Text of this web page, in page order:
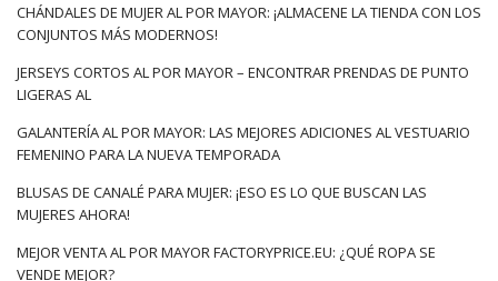
CHÁNDALES DE MUJER AL POR MAYOR: ¡ALMACENE LA TIENDA CON LOS
CONJUNTOS MÁS MODERNOS!
JERSEYS CORTOS AL POR MAYOR – ENCONTRAR PRENDAS DE PUNTO
LIGERAS AL
GALANTERÍA AL POR MAYOR: LAS MEJORES ADICIONES AL VESTUARIO
FEMENINO PARA LA NUEVA TEMPORADA
BLUSAS DE CANALÉ PARA MUJER: ¡ESO ES LO QUE BUSCAN LAS
MUJERES AHORA!
MEJOR VENTA AL POR MAYOR FACTORYPRICE.EU: ¿QUÉ ROPA SE
VENDE MEJOR?